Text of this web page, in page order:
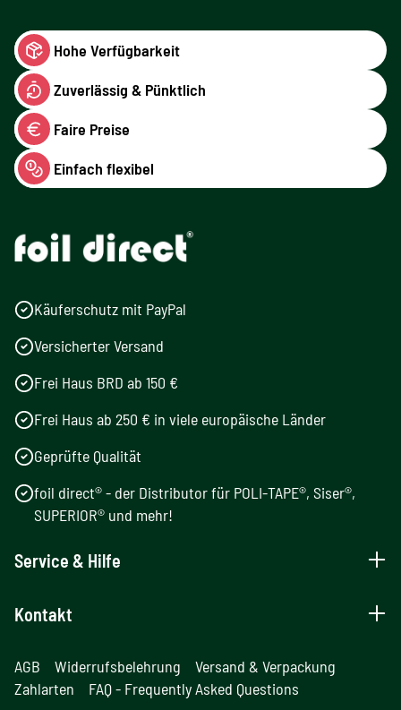
Hohe Verfügbarkeit
Zuverlässig & Pünktlich
Faire Preise
Einfach flexibel
Käuferschutz mit PayPal
Versicherter Versand
Frei Haus BRD ab 150 €
Frei Haus ab 250 € in viele europäische Länder
Geprüfte Qualität
foil direct® - der Distributor für POLI-TAPE®, Siser®,
SUPERIOR® und mehr!
Service & Hilfe
Kontakt
AGB Widerrufsbelehrung
Versand & Verpackung
Zahlarten
FAQ - Frequently Asked Questions